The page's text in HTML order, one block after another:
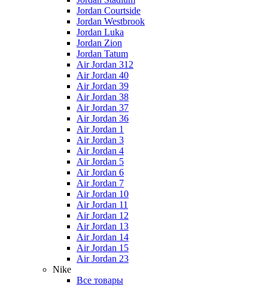
Jordan Courtside
Jordan Westbrook
Jordan Luka
Jordan Zion
Jordan Tatum
Air Jordan 312
Air Jordan 40
Air Jordan 39
Air Jordan 38
Air Jordan 37
Air Jordan 36
Air Jordan 1
Air Jordan 3
Air Jordan 4
Air Jordan 5
Air Jordan 6
Air Jordan 7
Air Jordan 10
Air Jordan 11
Air Jordan 12
Air Jordan 13
Air Jordan 14
Air Jordan 15
Air Jordan 23
Nike
Все товары